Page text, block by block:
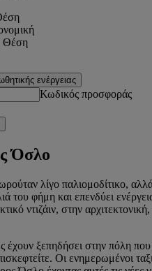
Θέση
ενέργειας
Κωδικός προσφοράς
Όσλο
λίγο παλιομοδίτικο,
του φήμη και επενδύει
ντιζάιν, στην αρχιτεκτονική,
έχουν ξεπηδήσει στην πόλη που
Οι ενημερωμένοι